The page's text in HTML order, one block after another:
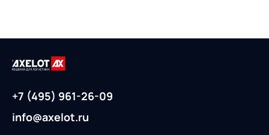
+7 (495) 961-26-09
info@axelot.ru